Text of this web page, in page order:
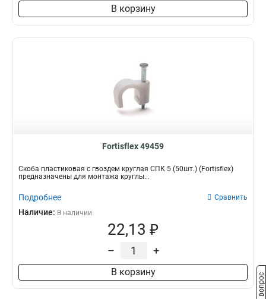
В корзину
Fortisflex 49459
Скоба пластиковая с гвоздем круглая СПК 5 (50шт.) (Fortisflex)
предназначены для монтажа круглы...
Подробнее Сравнить
Наличие: В наличии
22,13 ₽
– +
В корзину